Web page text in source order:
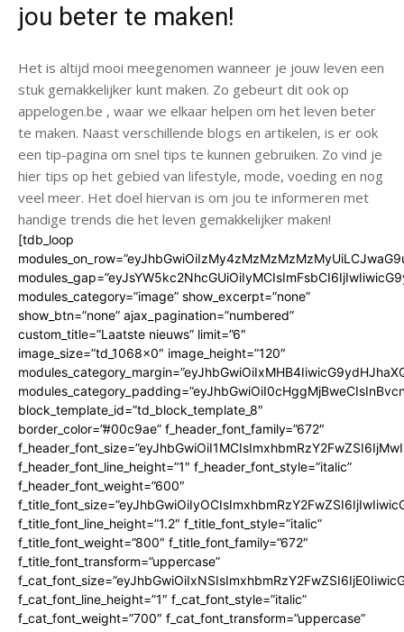
jou beter te maken!
Het is altijd mooi meegenomen wanneer je jouw leven een
stuk gemakkelijker kunt maken. Zo gebeurt dit ook op
appelogen.be , waar we elkaar helpen om het leven beter
te maken. Naast verschillende blogs en artikelen, is er ook
een tip-pagina om snel tips te kunnen gebruiken. Zo vind je
hier tips op het gebied van lifestyle, mode, voeding en nog
veel meer. Het doel hiervan is om jou te informeren met
handige trends die het leven gemakkelijker maken!
[tdb_loop
modules_category=”image” show_excerpt=”none”
show_btn=”none” ajax_pagination=”numbered”
custom_title=”Laatste nieuws” limit=”6″
image_size=”td_1068x0″ image_height=”120″
block_template_id=”td_block_template_8″
border_color=”#00c9ae” f_header_font_family=”672″
f_header_font_line_height=”1″ f_header_font_style=”italic”
f_header_font_weight=”600″
f_title_font_line_height=”1.2″ f_title_font_style=”italic”
f_title_font_weight=”800″ f_title_font_family=”672″
f_title_font_transform=”uppercase”
f_cat_font_line_height=”1″ f_cat_font_style=”italic”
f_cat_font_weight=”700″ f_cat_font_transform=”uppercase”